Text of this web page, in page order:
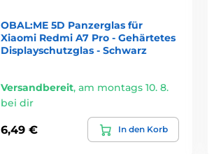
OBAL:ME 5D Panzerglas für
Xiaomi Redmi A7 Pro - Gehärtetes
Displayschutzglas - Schwarz
Versandbereit, am montags 10. 8.
bei dir
6,49 € In den Korb